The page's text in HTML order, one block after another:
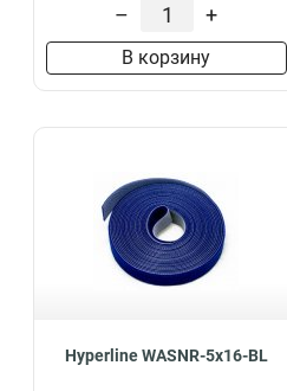
– +
В корзину
Hyperline WASNR-5x16-BL